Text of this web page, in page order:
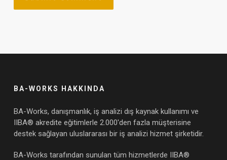
BA-WORKS HAKKINDA
BA-Works, danışmanlık, iş analizi dış kaynak kullanımı ve
IIBA® akredite eğitimlerle 2.000'den fazla müşterisine
destek sağlayan uluslararası bir iş analizi hizmet şirketidir.
BA-Works tarafından sunulan tüm hizmetlerde IIBA®